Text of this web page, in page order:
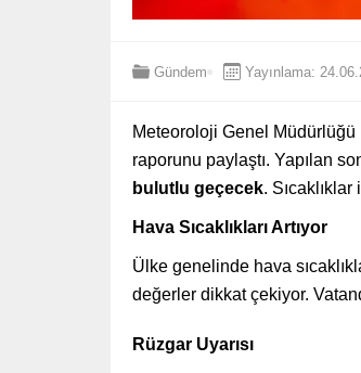
Gündem Yayınlama:
Meteoroloji Genel
raporunu paylaştı. Yapılan
bulutlu geçecek. Sıcaklıklar
Hava Sıcaklıkları Artıyor
Ülke genelinde hava
değerler dikkat çekiyor.
Rüzgar Uyarısı